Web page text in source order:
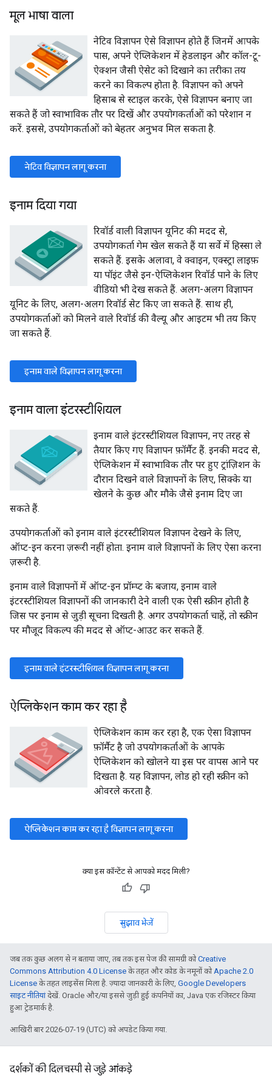
मूल भाषा वाला
नेटिव विज्ञापन ऐसे विज्ञापन होते हैं जिनमें आपके
पास, अपने ऐप्लिकेशन में हेडलाइन और कॉल-टू-
ऐक्शन जैसी ऐसेट को दिखाने का तरीका तय
करने का विकल्प होता है. विज्ञापन को अपने
हिसाब से स्टाइल करके, ऐसे विज्ञापन बनाए जा
सकते हैं जो स्वाभाविक तौर पर दिखें और उपयोगकर्ताओं को परेशान न
करें. इससे, उपयोगकर्ताओं को बेहतर अनुभव मिल सकता है.
नेटिव विज्ञापन लागू करना
इनाम दिया गया
रिवॉर्ड वाली विज्ञापन यूनिट की मदद से,
उपयोगकर्ता गेम खेल सकते हैं या सर्वे में हिस्सा ले
सकते हैं. इसके अलावा, वे क्वाइन, एक्स्ट्रा लाइफ़
या पॉइंट जैसे इन-ऐप्लिकेशन रिवॉर्ड पाने के लिए
वीडियो भी देख सकते हैं. अलग-अलग विज्ञापन
यूनिट के लिए, अलग-अलग रिवॉर्ड सेट किए जा सकते हैं. साथ ही,
उपयोगकर्ताओं को मिलने वाले रिवॉर्ड की वैल्यू और आइटम भी तय किए
जा सकते हैं.
इनाम वाले विज्ञापन लागू करना
इनाम वाला इंटरस्टीशियल
इनाम वाले इंटरस्टीशियल विज्ञापन, नए तरह से
तैयार किए गए विज्ञापन फ़ॉर्मैट हैं. इनकी मदद से,
ऐप्लिकेशन में स्वाभाविक तौर पर हुए ट्रांज़िशन के
दौरान दिखने वाले विज्ञापनों के लिए, सिक्के या
खेलने के कुछ और मौके जैसे इनाम दिए जा
सकते हैं.
उपयोगकर्ताओं को इनाम वाले इंटरस्टीशियल विज्ञापन देखने के लिए,
ऑप्ट-इन करना ज़रूरी नहीं होता. इनाम वाले विज्ञापनों के लिए ऐसा करना
ज़रूरी है.
इनाम वाले विज्ञापनों में ऑप्ट-इन प्रॉम्प्ट के बजाय, इनाम वाले
इंटरस्टीशियल विज्ञापनों की जानकारी देने वाली एक ऐसी स्क्रीन होती है
जिस पर इनाम से जुड़ी सूचना दिखती है. अगर उपयोगकर्ता चाहें, तो स्क्रीन
पर मौजूद विकल्प की मदद से ऑप्ट-आउट कर सकते हैं.
इनाम वाले इंटरस्टीशियल विज्ञापन लागू करना
ऐप्लिकेशन काम कर रहा है
ऐप्लिकेशन काम कर रहा है, एक ऐसा विज्ञापन
फ़ॉर्मैट है जो उपयोगकर्ताओं के आपके
ऐप्लिकेशन को खोलने या इस पर वापस आने पर
दिखता है. यह विज्ञापन, लोड हो रही स्क्रीन को
ओवरले करता है.
ऐप्लिकेशन काम कर रहा है विज्ञापन लागू करना
क्या इस कॉन्टेंट से आपको मदद मिली?
सुझाव भेजें
जब तक कुछ अलग से न बताया जाए, तब तक इस पेज की सामग्री कोCreative
Commons Attribution 4.0 License के तहत और कोड के नमूनों को Apache 2.0
License के तहत लाइसेंस मिला है. ज़्यादा जानकारी के लिए, Google Developers
साइट नीतियांदेखें. Oracle और/या इससे जुड़ी हुई कंपनियों का, Java एक रजिस्टर किया
हुआ ट्रेडमार्क है.
आखिरी बार 2026-07-19 (UTC) को अपडेट किया गया.
दर्शकों की दिलचस्पी से जुड़े आंकड़े